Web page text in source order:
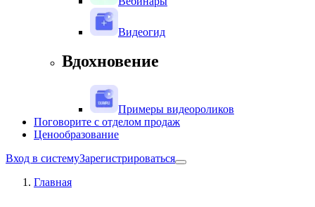
Видеогид
Вдохновение
Примеры видеороликов
Поговорите с отделом продаж
Ценообразование
Вход в системуЗарегистрироваться
Главная